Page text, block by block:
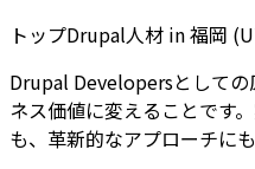
トップDrupal人材 in福岡
Drupal Developersとして
ネス価値に変えることです
も、革新的なアプローチに